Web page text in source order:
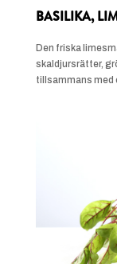
BASILIKA,
Den friska
skaldjursrätter,
tillsammans med